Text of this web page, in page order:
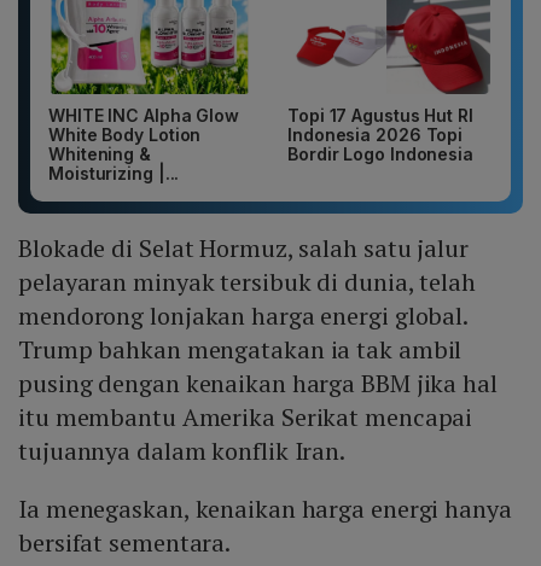
WHITE INC Alpha Glow
White Body Lotion
Whitening &
Moisturizing |...
Topi 17 Agustus Hut RI
Indonesia 2026 Topi
Bordir Logo Indonesia
Blokade di Selat Hormuz, salah satu jalur
pelayaran minyak tersibuk di dunia, telah
mendorong lonjakan harga energi global.
Trump bahkan mengatakan ia tak ambil
pusing dengan kenaikan harga BBM jika hal
itu membantu Amerika Serikat mencapai
tujuannya dalam konflik Iran.
Ia menegaskan, kenaikan harga energi hanya
bersifat sementara.